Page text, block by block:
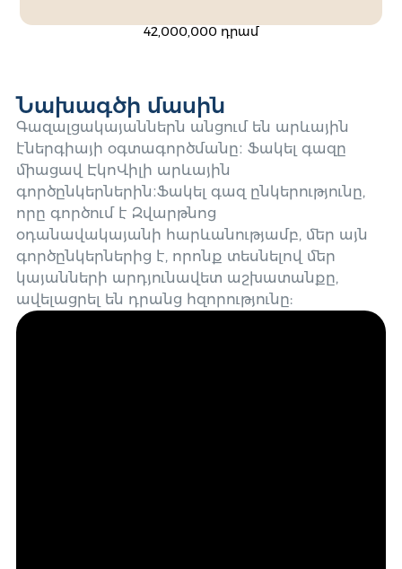
42,000,000 դրամ
Նախագծի մասին
Գազալցակայաններն անցում են արևային
էներգիայի օգտագործմանը։ Ֆակել գազը
միացավ ԷկոՎիլի արևային
գործընկերներին։Ֆակել գազ ընկերությունը,
որը գործում է Զվարթնոց
օդանավակայանի հարևանությամբ, մեր այն
գործընկերներից է, որոնք տեսնելով մեր
կայանների արդյունավետ աշխատանքը,
ավելացրել են դրանց հզորությունը: